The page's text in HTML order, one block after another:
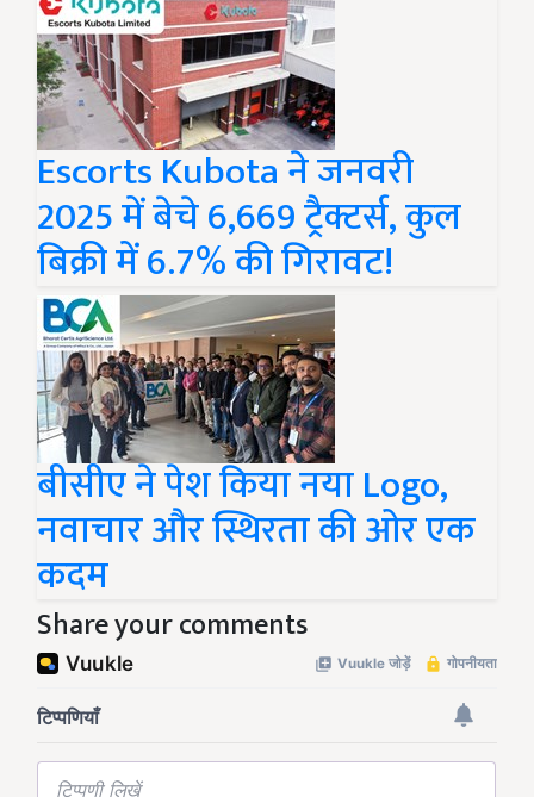
Escorts Kubota ने जनवरी
2025 में बेचे 6,669 ट्रैक्टर्स, कुल
बिक्री में 6.7% की गिरावट!
बीसीए ने पेश किया नया Logo,
नवाचार और स्थिरता की ओर एक
कदम
Share your comments